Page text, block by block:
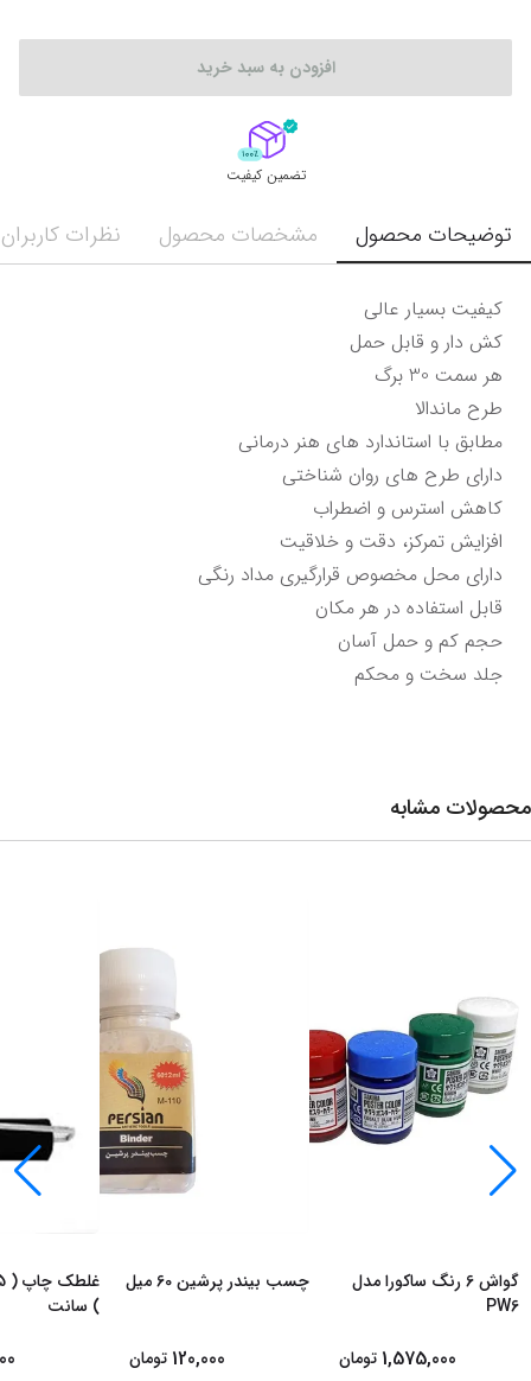
افزودن به سبد خرید
تضمین کیفیت
توضیحات محصول مشخصات محصول نظرات کاربران
جلد سخت و محکم
محصولات مشابه
گواش 6 رنگ ساکورا مدل
PW6
1,575,000 تومان
چسب بیندر پرشین 60 میل
120,000 تومان
) سانت